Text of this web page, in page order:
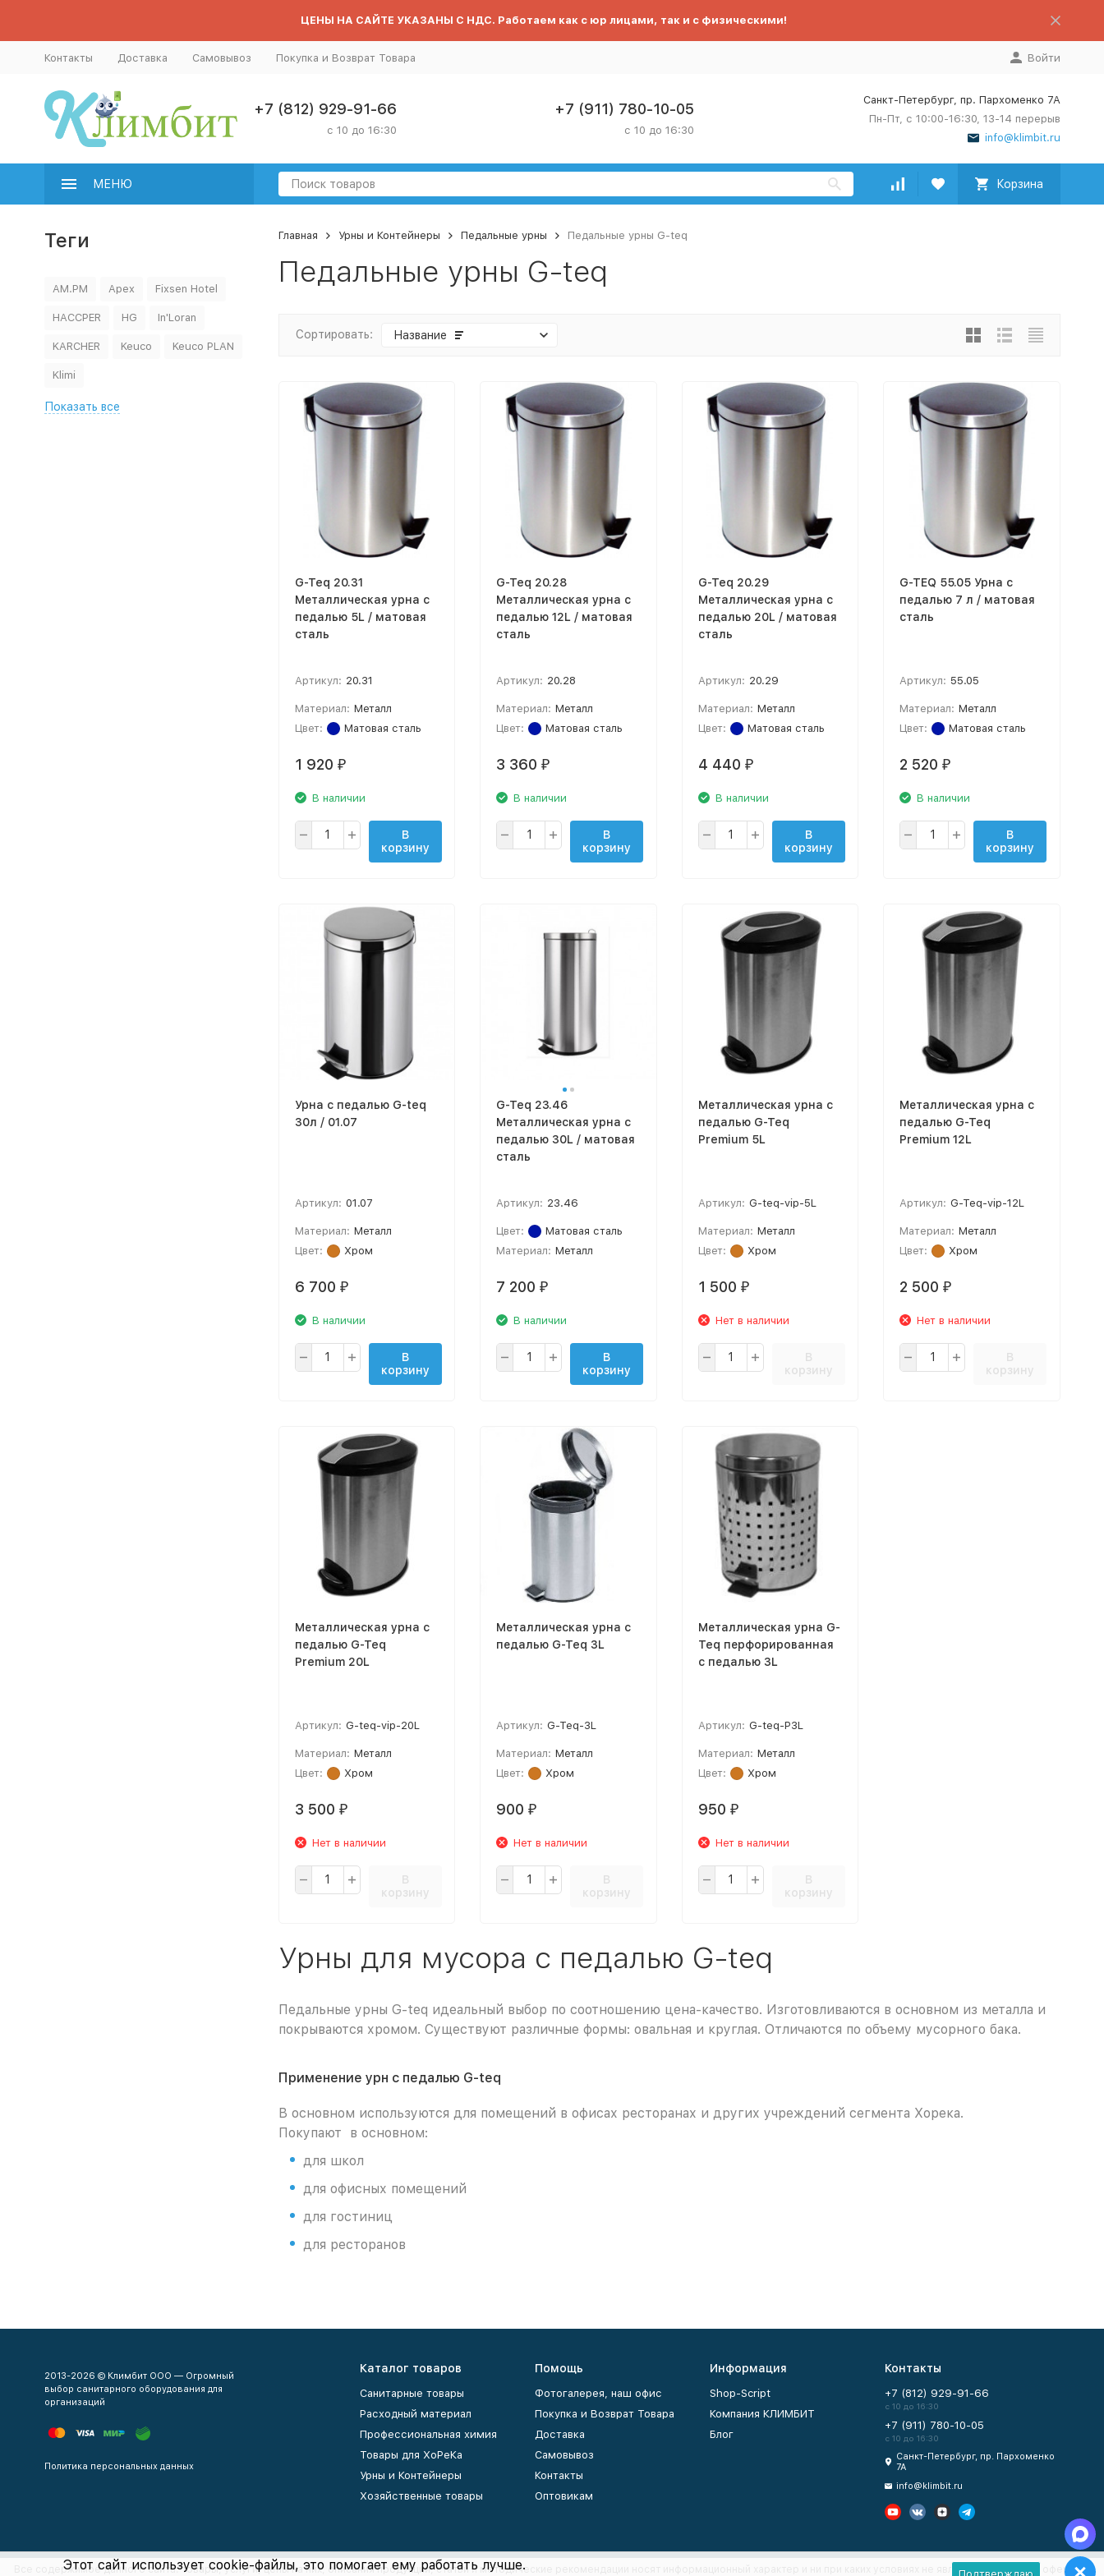
Этот сайт использует cookie-файлы, это помогает ему работать лучше.
ЦЕНЫ НА САЙТЕ УКАЗАНЫ С НДС. Работаем как с юр лицами, так и с физическими!
Контакты Доставка Самовывоз Покупка и Возврат Товара Войти
+7 (812) 929-91-66
с 10 до 16:30
+7 (911) 780-10-05
с 10 до 16:30
Санкт-Петербург, пр. Пархоменко 7А
Пн-Пт, с 10:00-16:30, 13-14 перерыв
info@klimbit.ru
МЕНЮ Корзина
Главная Урны и Контейнеры Педальные урны Педальные урны G-teq
Педальные урны G-teq
Сортировать: Название
G-Teq 20.31
Металлическая урна с
педалью 5L / матовая
сталь
Артикул: 20.31
Материал: Металл
Цвет:
Матовая сталь
1 920 ₽
В наличии
В
корзину
G-Teq 20.28
Металлическая урна с
педалью 12L / матовая
сталь
Артикул: 20.28
Материал: Металл
Цвет:
Матовая сталь
3 360 ₽
В наличии
В
корзину
G-Teq 20.29
Металлическая урна с
педалью 20L / матовая
сталь
Артикул: 20.29
Материал: Металл
Цвет:
Матовая сталь
4 440 ₽
В наличии
В
корзину
G-TEQ 55.05 Урна с
педалью 7 л / матовая
сталь
Артикул: 55.05
Материал: Металл
Цвет:
Матовая сталь
2 520 ₽
В наличии
В
корзину
Урна с педалью G-teq
30л / 01.07
Артикул: 01.07
Материал: Металл
Цвет:
Хром
6 700 ₽
В наличии
В
корзину
G-Teq 23.46
Металлическая урна с
педалью 30L / матовая
сталь
Артикул: 23.46
Цвет:
Матовая сталь
Материал: Металл
7 200 ₽
В наличии
В
корзину
Металлическая урна с
педалью G-Teq
Premium 5L
Артикул: G-teq-vip-5L
Материал: Металл
Цвет:
Хром
1 500 ₽
Нет в наличии
В
корзину
Металлическая урна с
педалью G-Teq
Premium 12L
Артикул: G-Teq-vip-12L
Материал: Металл
Цвет:
Хром
2 500 ₽
Нет в наличии
В
корзину
Металлическая урна с
педалью G-Teq
Premium 20L
Артикул: G-teq-vip-20L
Материал: Металл
Цвет:
Хром
3 500 ₽
Нет в наличии
В
корзину
Металлическая урна с
педалью G-Teq 3L
Артикул: G-Teq-3L
Материал: Металл
Цвет:
Хром
900 ₽
Нет в наличии
В
корзину
Металлическая урна G-
Teq перфорированная
с педалью 3L
Артикул: G-teq-P3L
Материал: Металл
Цвет:
Хром
950 ₽
Нет в наличии
В
корзину
Урны для мусора с педалью G-teq
Педальные урны G-teq идеальный выбор по соотношению цена-качество. Изготовливаются в основном из металла и
покрываются хромом. Существуют различные формы: овальная и круглая. Отличаются по объему мусорного бака.
Применение урн с педалью G-teq
В основном используются для помещений в офисах ресторанах и других учреждений сегмента Хорека.
Покупают в основном:
для школ
для офисных помещений
для гостиниц
для ресторанов
Теги
AM.PM Apex Fixsen Hotel
HACCPER HG In'Loran
KARCHER Keuco Keuco PLAN
Klimi
Показать все
2013-2026 © Климбит ООО — Огромный
выбор санитарного оборудования для
организаций
Политика персональных данных
Каталог товаров
Санитарные товары
Расходный материал
Профессиональная химия
Товары для ХоРеКа
Урны и Контейнеры
Хозяйственные товары
Помощь
Фотогалерея, наш офис
Покупка и Возврат Товара
Доставка
Самовывоз
Контакты
Оптовикам
Информация
Shop-Script
Компания КЛИМБИТ
Блог
Контакты
+7 (812) 929-91-66
с 10 до 16:30
+7 (911) 780-10-05
с 10 до 16:30
Санкт-Петербург, пр. Пархоменко
7А
info@klimbit.ru
Все содержимое данного сайта: товары, услуги, цены на них, описания продукции, статьи и методические рекомендации носят информационный характер и ни при каких условиях не являются публичной офертой,